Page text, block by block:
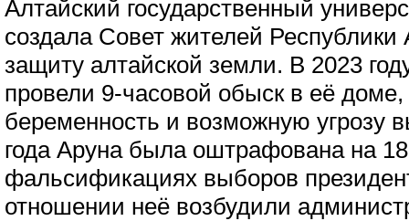
Алтайский государственный
создала Совет жителей Республики
защиту алтайской земли. В 2023
провели 9-часовой обыск в её
беременность и возможную
года Аруна была оштрафована на
фальсификациях выборов
отношении неё возбудили